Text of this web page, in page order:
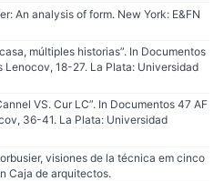
An analysis of form. New York: E&FN
múltiples historias”. In Documentos
Lenocov, 18-27. La Plata: Universidad
VS. Cur LC”. In Documentos 47 AF
36-41. La Plata: Universidad
visiones de la técnica em cinco
Caja de arquitectos.